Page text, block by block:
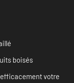
boisés
votre